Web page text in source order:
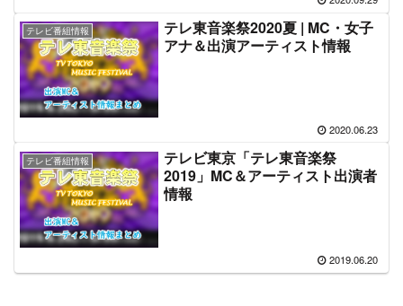
テレビ番組情報
テレ東音楽祭2020夏 | MC・女子
アナ＆出演アーティスト情報
2020.06.23
テレビ番組情報
テレビ東京「テレ東音楽祭
2019」MC＆アーティスト出演者
情報
2019.06.20